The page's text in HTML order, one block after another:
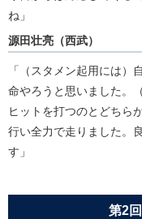
ね」
源田壮亮（西武）
「（スタメン起用には
命やろうと思いました。
ヒットを打つのとどちら
行い全力で走りました。
す」
第2